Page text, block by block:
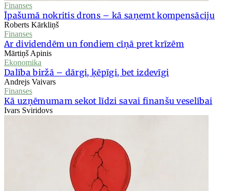
Finanses
Īpašumā nokritis drons – kā saņemt kompensāciju
Roberts Kārkliņš
Finanses
Ar dividendēm un fondiem cīņā pret krīzēm
Mārtiņš Apinis
Ekonomika
Dalība biržā – dārgi, ķēpīgi, bet izdevīgi
Andrejs Vaivars
Finanses
Kā uzņēmumam sekot līdzi savai finanšu veselībai
Ivars Sviridovs